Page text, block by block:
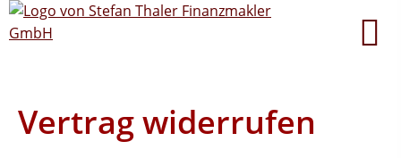
Vertrag widerrufen